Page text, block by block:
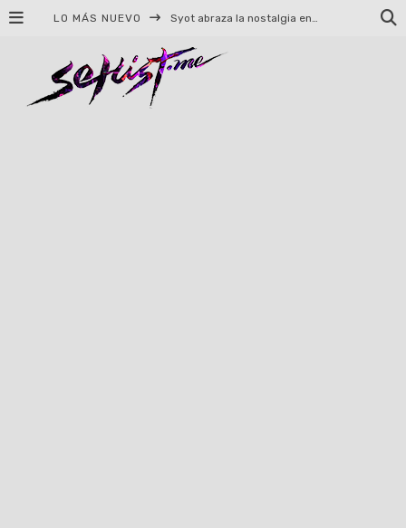
LO MÁS NUEVO Syot abraza la nostalgia en «Blame», el primer adelanto de su EP debut